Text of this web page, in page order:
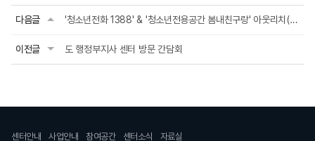
다음글 '청소년전화 1388' & '청소년전용공간 봄내친구랑' 아웃리치(유봉여자중ㆍ고등학교)
이전글 도 행정부지사 센터 방문 간담회
센터안내 사업안내 참여공간 센터소식 자료실